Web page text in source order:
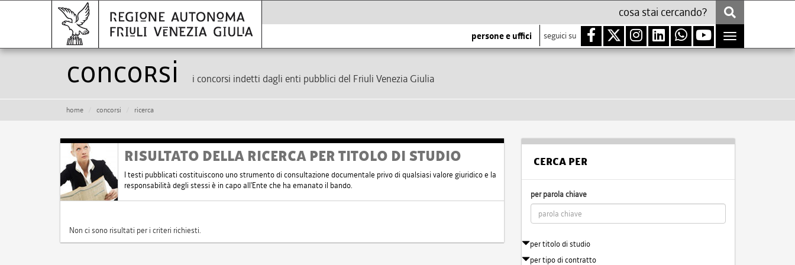
persone e uffici seguici su
Toggle
navigation
Concorsi i concorsi indetti dagli enti pubblici del Friuli Venezia Giulia
home concorsi ricerca
RISULTATO DELLA RICERCA PER TITOLO DI STUDIO
I testi pubblicati costituiscono uno strumento di consultazione documentale privo di qualsiasi valore giuridico e la
responsabilità degli stessi è in capo all'Ente che ha emanato il bando.
Non ci sono risultati per i criteri richiesti.
CERCA PER
per parola chiave
per titolo di studio
per tipo di contratto